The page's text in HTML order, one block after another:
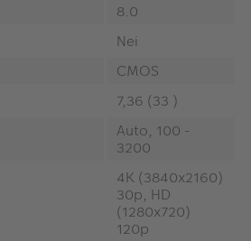
8.0
Nei
CMOS
7,36 (33 )
Auto, 100 -
3200
4K (3840x2160)
30p, HD
(1280x720)
120p